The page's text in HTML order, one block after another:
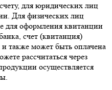
для юридических лиц
Для физических лиц
для оформления квитанции
счет (квитанция)
также может быть оплачена
рассчитаться через
осуществляется